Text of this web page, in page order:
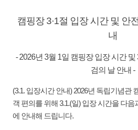
캠핑장 3·1절 입장 시간 및 안
내
- 2026년 3월 1일 캠핑장 입장 시간
검의 날 안내 -
(3.1. 입장시간 안내) 2026년 독립기념관
객 편의를 위해 3.1.(일) 입장 시간을 다
에 안내해 드립니다.